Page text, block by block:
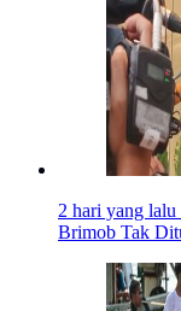
2 hari yang lalu
Brimob Tak